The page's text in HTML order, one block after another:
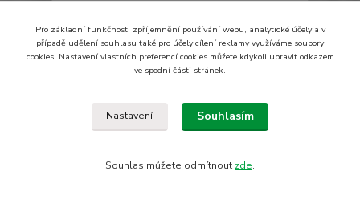
Obrysová šablona WOLFCRAFT 130 x 30 mm
379 Kč/ks
Pro základní funkčnost, zpříjemnění používání webu, analytické účely a v
případě udělení souhlasu také pro účely cílení reklamy využíváme soubory
cookies. Nastavení vlastních preferencí cookies můžete kdykoli upravit odkazem
ve spodní části stránek.
Nastavení Souhlasím
Souhlas můžete odmítnout zde.